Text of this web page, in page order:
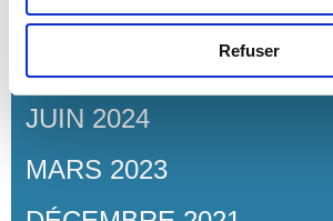
Refuser
MAI 2026
AVRIL 2025
JUIN 2024
MARS 2023